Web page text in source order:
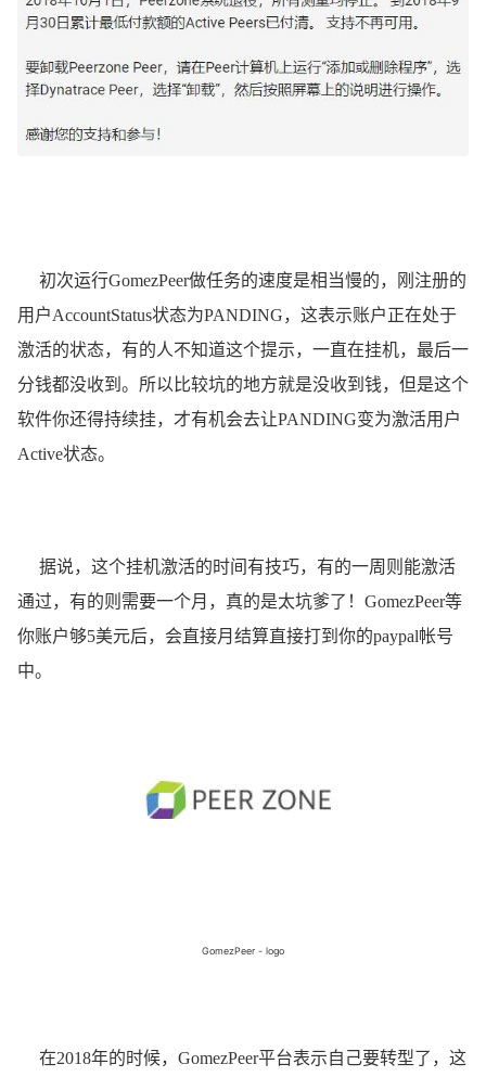
初次运行GomezPeer做任务的速度是相当慢的，刚注册的
用户AccountStatus状态为PANDING，这表示账户正在处于
激活的状态，有的人不知道这个提示，一直在挂机，最后一
分钱都没收到。所以比较坑的地方就是没收到钱，但是这个
软件你还得持续挂，才有机会去让PANDING变为激活用户
Active状态。
据说，这个挂机激活的时间有技巧，有的一周则能激活
通过，有的则需要一个月，真的是太坑爹了！GomezPeer等
你账户够5美元后，会直接月结算直接打到你的paypal帐号
中。
GomezPeer - logo
在2018年的时候，GomezPeer平台表示自己要转型了，这